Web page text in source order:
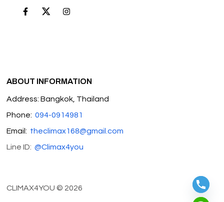
ABOUT INFORMATION
Address: Bangkok, Thailand
Phone: 094-0914981
Email: theclimax168@gmail.com
Line ID:@Climax4you
CLIMAX4YOU © 2026